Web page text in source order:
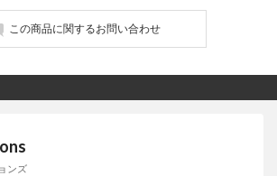
この商品に関するお問い合わせ
ンズ